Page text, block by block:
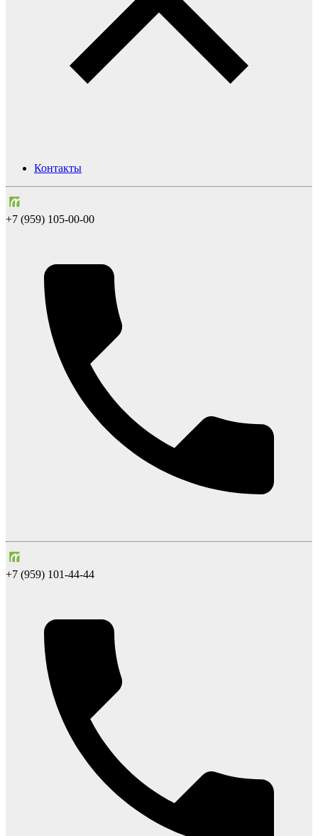
Контакты
+7 (959) 105-00-00
+7 (959) 101-44-44